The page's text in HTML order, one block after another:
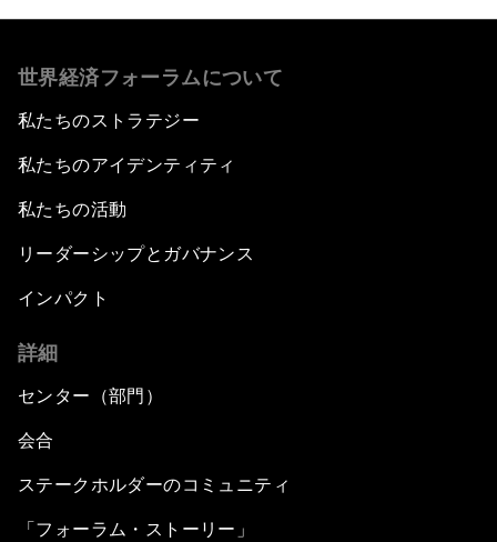
世界経済フォーラムについて
私たちのストラテジー
私たちのアイデンティティ
私たちの活動
リーダーシップとガバナンス
インパクト
詳細
センター（部門）
会合
ステークホルダーのコミュニティ
「フォーラム・ストーリー」